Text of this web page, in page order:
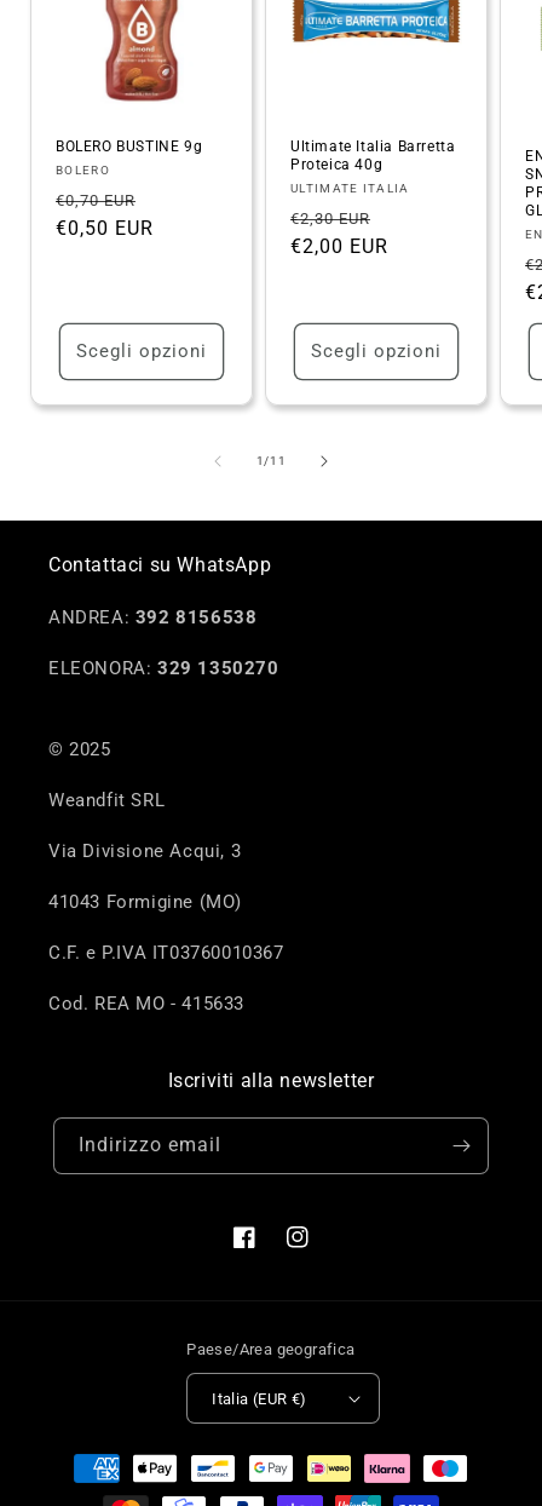
BOLERO BUSTINE 9g
Fornitore:
BOLERO
Prezzo
di
€0,70 EUR
scontato
€0,50 EUR
Scegli opzioni
Ultimate Italia Barretta
Proteica 40g
Fornitore:
ULTIMATE ITALIA
Prezzo
di
€2,30 EUR
scontato
€2,00 EUR
Scegli opzioni
di
1/su
11
Contattaci su WhatsApp
ANDREA: 392 8156538
ELEONORA: 329 1350270
© 2025
Weandfit SRL
Via Divisione Acqui, 3
41043 Formigine (MO)
C.F. e P.IVA IT03760010367
Cod. REA MO - 415633
Iscriviti alla newsletter
Indirizzo email
FacebookInstagram
Paese/Area geografica
Italia (EUR €)
Metodi